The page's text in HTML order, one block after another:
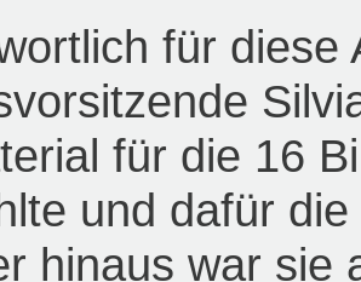
für diese
für die 16
und dafür
hinaus war sie